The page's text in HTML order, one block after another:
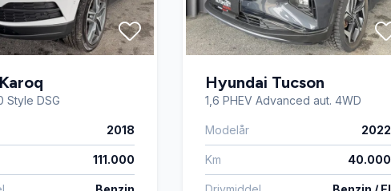
Skiltegenkendelse
Svingbart anhængertræk
Trådløs mobilopladning
Style DSG
2018
111.000
Hyundai Tucson
1,6 PHEV Advanced aut. 4WD
Modelår 2022
Km 40.000